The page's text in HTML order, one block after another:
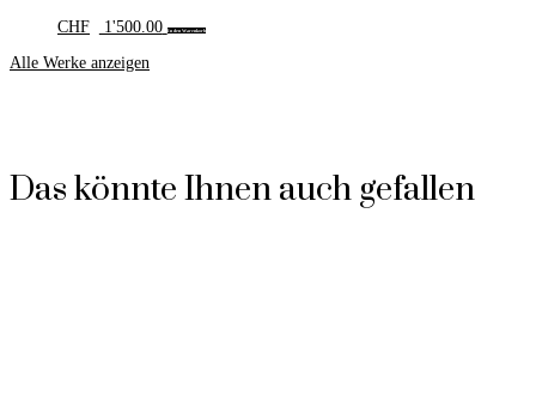
CHF 1'500.00 In den Warenkorb
Alle Werke anzeigen
Das könnte Ihnen auch gefallen